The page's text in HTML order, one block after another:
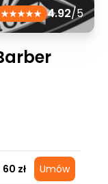
4.92/5
60 zł Umów